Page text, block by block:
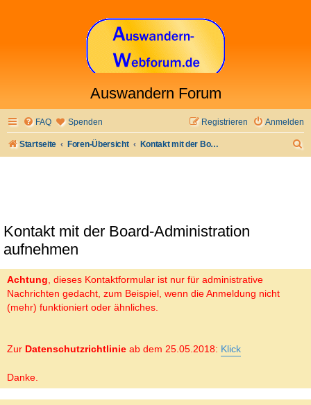
Auswandern Forum
FAQ Spenden Anmelden
Registrieren
Startseite Foren-Übersicht Kontakt mit der Board-Administration aufnehmen
Kontakt mit der Board-Administration
aufnehmen
Achtung , dieses Kontaktformular ist nur für administrative
Nachrichten gedacht, zum Beispiel, wenn die Anmeldung nicht
(mehr) funktioniert oder ähnliches.
Zur Datenschutzrichtlinie ab dem 25.05.2018: Klick
Danke.